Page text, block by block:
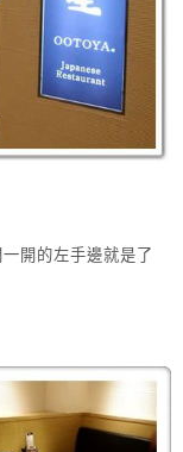
開的左手邊就是了